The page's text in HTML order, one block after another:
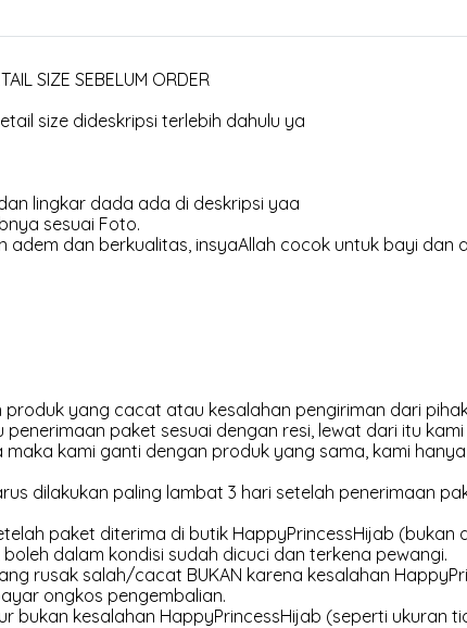
SIZE SEBELUM ORDER
size dideskripsi terlebih dahulu ya
lingkar dada ada di deskripsi yaa
sesuai Foto.
adem dan berkualitas, insyaAllah cocok untuk bayi
produk yang cacat atau kesalahan pengiriman dari
paket sesuai dengan resi, lewat dari itu
maka kami ganti dengan produk yang sama, kami
dilakukan paling lambat 3 hari setelah penerimaan
paket diterima di butik HappyPrincessHijab (bukan
dalam kondisi sudah dicuci dan terkena pewangi.
rusak salah/cacat BUKAN karena kesalahan
ongkos pengembalian.
bukan kesalahan HappyPrincessHijab (seperti ukuran